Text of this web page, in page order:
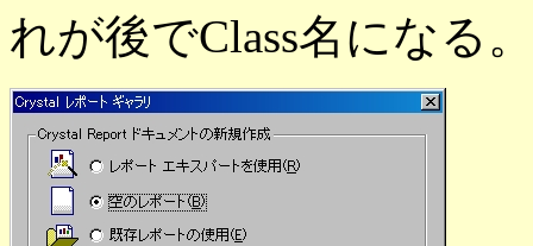
れが後でClass名になる。